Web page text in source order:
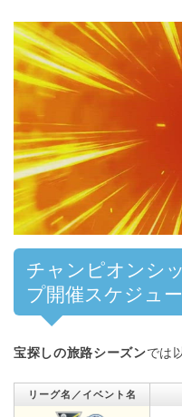
00:00 /01:00
チャンピオンシ
プ開催スケジュ
宝探しの旅路シーズンでは
リーグ名／イベント名